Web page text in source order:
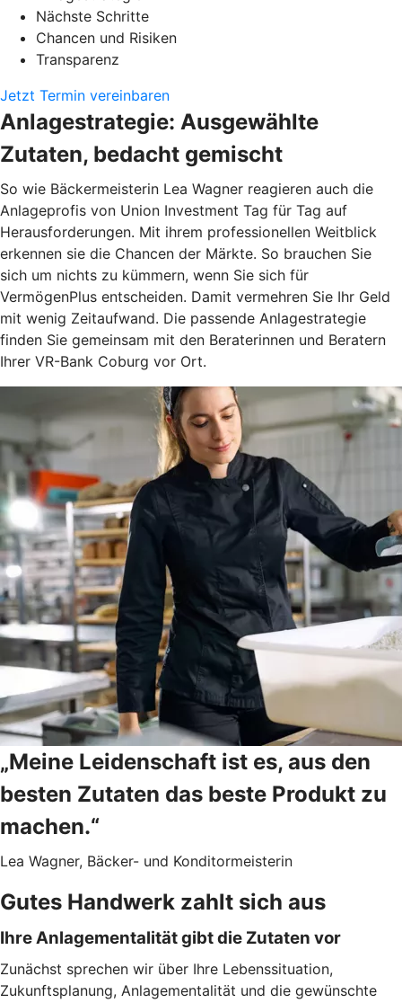
Nächste Schritte
Chancen und Risiken
Transparenz
Jetzt Termin vereinbaren
Anlagestrategie: Ausgewählte
Zutaten, bedacht gemischt
So wie Bäckermeisterin Lea Wagner reagieren auch die
Anlageprofis von Union Investment Tag für Tag auf
Herausforderungen. Mit ihrem professionellen Weitblick
erkennen sie die Chancen der Märkte. So brauchen Sie
sich um nichts zu kümmern, wenn Sie sich für
VermögenPlus entscheiden. Damit vermehren Sie Ihr Geld
mit wenig Zeitaufwand. Die passende Anlagestrategie
finden Sie gemeinsam mit den Beraterinnen und Beratern
Ihrer VR-Bank Coburg vor Ort.
„Meine Leidenschaft ist es, aus den
besten Zutaten das beste Produkt zu
machen.“
Lea Wagner, Bäcker- und Konditormeisterin
Gutes Handwerk zahlt sich aus
Ihre Anlagementalität gibt die Zutaten vor
Zunächst sprechen wir über Ihre Lebenssituation,
Zukunftsplanung, Anlagementalität und die gewünschte